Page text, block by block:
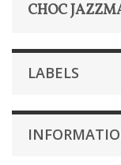
CHOC
LABELS